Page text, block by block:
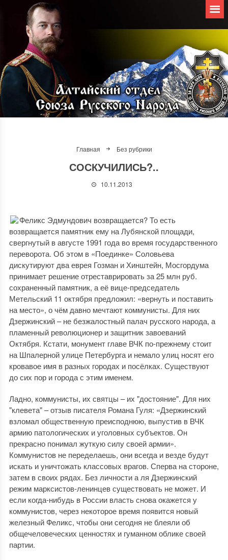
Главная Без рубрики
СОСКУЧИЛИСЬ?..
10.11.2013
Феликс Эдмундович возвращается? То есть
возвращается памятник ему на Лубянской площади,
свергнутый в августе 1991 года во время государственного
переворота. Об этом в «Поединке» Соловьева
дискутируют два еврея Гозман и Хинштейн, Мосгордума
принимает решение отреставрировать за 25 млн руб.
сохраненный памятник, а её вице-председатель
Метельский 11 октября предложил: «вернуть и поставить
на место», о чём давно мечтают коммунисты. Для них
Дзержинский – не безжалостный палач русского народа, а
пламенный революционер и защитник завоеваний
Октября. Кстати, монумент главе ВЧК по-прежнему стоит
на Шпалерной улице Петербурга и немало улиц носят его
кровавое имя в разных городах и посёлках. Существуют
до сих пор и города с этим именем.
Ладно, коммунисты, их святцы – их "достояние". Для них
"клевета" – отзыв писателя Романа Гуля: «Дзержинский
взломал общественную преисподнюю, выпустив в ВЧК
армию патологических и уголовных субъектов. Он
прекрасно понимал жуткую силу своей армии».
Коммунистов не переделаешь, они всегда и везде будут
искать и уничтожать классовых врагов. Сперва на стороне,
затем в своих рядах. Без личности а ля Дзержинский
режим марксистов-ленинцев существовать не может. И
если когда-нибудь в России власть снова окажется у
коммунистов, через некоторое время появится новый
железный Феликс, чтобы они сегодня не блеяли об
общечеловеческих ценностях и гуманном облике своей
партии.